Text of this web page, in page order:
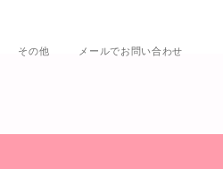
その他 メールでお問い合わせ